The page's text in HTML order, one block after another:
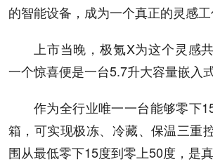
的智能设备，成为一个真正的灵感工
上市当晚，极氪X为这个灵感
一个惊喜便是一台5.7升大容量嵌入式
作为全行业唯一一台能够零下
箱，可实现极冻、冷藏、保温三重
围从最低零下15度到零上50度，是